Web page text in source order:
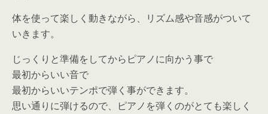
体を使って楽しく動きながら、リズム感や音感がついて
いきます。
じっくりと準備をしてからピアノに向かう事で
最初からいい音で
最初からいいテンポで弾く事ができます。
思い通りに弾けるので、ピアノを弾くのがとても楽しく